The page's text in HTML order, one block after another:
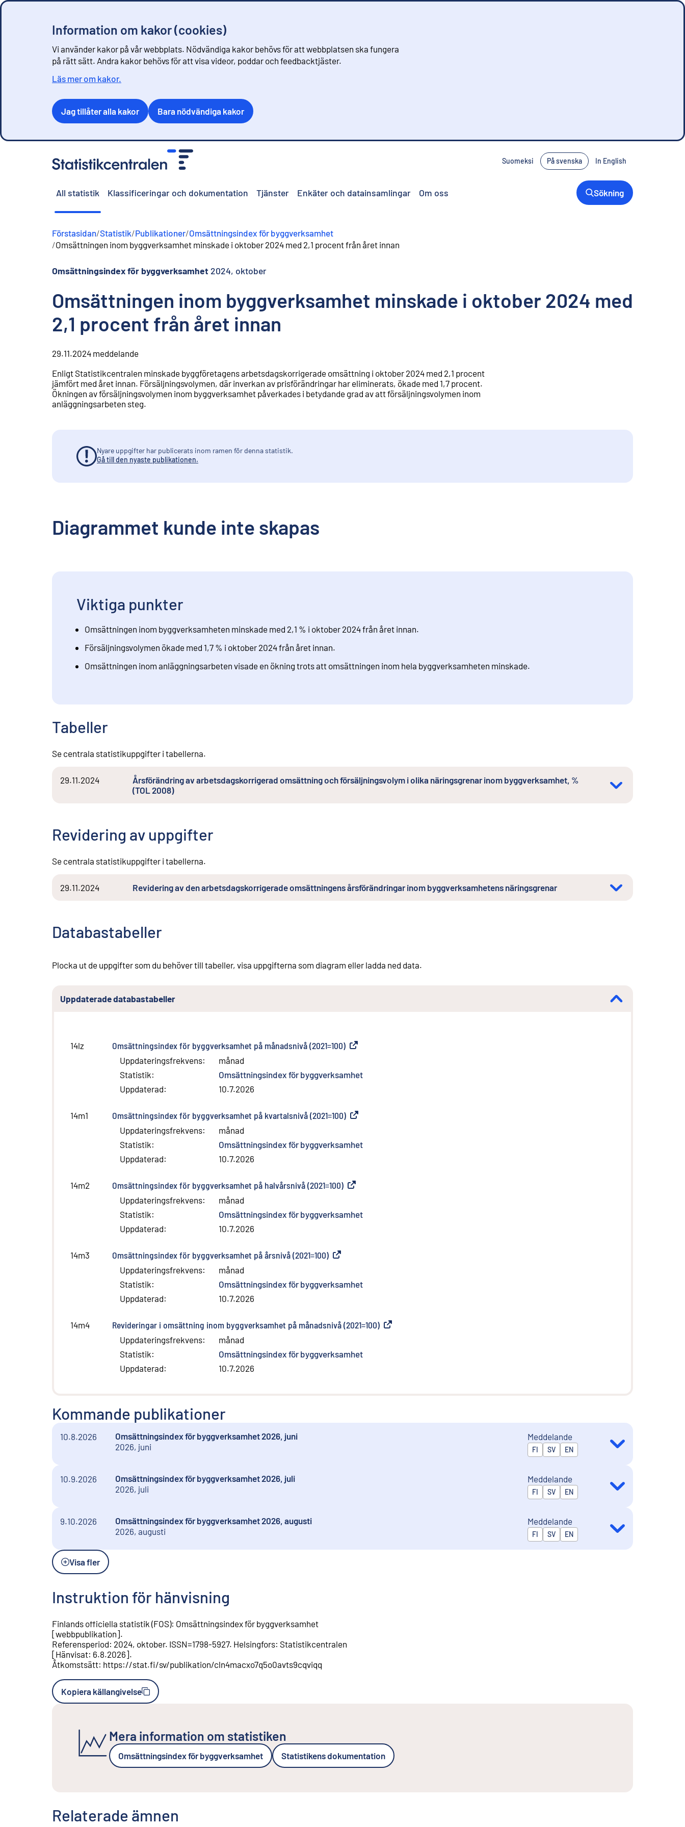
Information om kakor (cookies)
Vi använder kakor på vår webbplats. Nödvändiga kakor behövs för att webbplatsen ska fungera
på rätt sätt. Andra kakor behövs för att visa videor, poddar och feedbacktjäster.
Läs mer om kakor.
Jag tillåter alla kakor Bara nödvändiga kakor
Suomeksi På svenska In English
All statistik Klassificeringar och dokumentation Tjänster Enkäter och datainsamlingar Om oss Sökning
Förstasidan/Statistik/Publikationer/Omsättningsindex för byggverksamhet
/Omsättningen inom byggverksamhet minskade i oktober 2024 med 2,1 procent från året innan
Omsättningsindex för byggverksamhet 2024, oktober
Omsättningen inom byggverksamhet minskade i oktober 2024 med
2,1 procent från året innan
29.11.2024 meddelande
Enligt Statistikcentralen minskade byggföretagens arbetsdagskorrigerade omsättning i oktober 2024 med 2,1 procent
jämfört med året innan. Försäljningsvolymen, där inverkan av prisförändringar har eliminerats, ökade med 1,7 procent.
Ökningen av försäljningsvolymen inom byggverksamhet påverkades i betydande grad av att försäljningsvolymen inom
anläggningsarbeten steg.
Nyare uppgifter har publicerats inom ramen för denna statistik.
Gå till den nyaste publikationen.
Diagrammet kunde inte skapas
Viktiga punkter
Omsättningen inom byggverksamheten minskade med 2,1 % i oktober 2024 från året innan.
Försäljningsvolymen ökade med 1,7 % i oktober 2024 från året innan.
Omsättningen inom anläggningsarbeten visade en ökning trots att omsättningen inom hela byggverksamheten minskade.
Tabeller
Se centrala statistikuppgifter i tabellerna.
29.11.2024
Årsförändring av arbetsdagskorrigerad omsättning och försäljningsvolym i olika näringsgrenar inom byggverksamhet, %
(TOL 2008)
Revidering av uppgifter
Se centrala statistikuppgifter i tabellerna.
29.11.2024 Revidering av den arbetsdagskorrigerade omsättningens årsförändringar inom byggverksamhetens näringsgrenar
Databastabeller
Plocka ut de uppgifter som du behöver till tabeller, visa uppgifterna som diagram eller ladda ned data.
Uppdaterade databastabeller
14lz Omsättningsindex för byggverksamhet på månadsnivå (2021=100) Extern länk
Uppdateringsfrekvens:
månad
Statistik:
Omsättningsindex för byggverksamhet
Uppdaterad: 10.7.2026
14m1 Omsättningsindex för byggverksamhet på kvartalsnivå (2021=100) Extern länk
Uppdateringsfrekvens:
månad
Statistik:
Omsättningsindex för byggverksamhet
Uppdaterad: 10.7.2026
14m2 Omsättningsindex för byggverksamhet på halvårsnivå (2021=100) Extern länk
Uppdateringsfrekvens:
månad
Statistik:
Omsättningsindex för byggverksamhet
Uppdaterad: 10.7.2026
14m3 Omsättningsindex för byggverksamhet på årsnivå (2021=100) Extern länk
Uppdateringsfrekvens:
månad
Statistik:
Omsättningsindex för byggverksamhet
Uppdaterad: 10.7.2026
14m4 Revideringar i omsättning inom byggverksamhet på månadsnivå (2021=100) Extern länk
Uppdateringsfrekvens:
månad
Statistik:
Omsättningsindex för byggverksamhet
Uppdaterad: 10.7.2026
Kommande publikationer
10.8.2026
Omsättningsindex för byggverksamhet 2026, juni
2026, juni
Meddelande
Publiceras på
FI SV EN
10.9.2026
Omsättningsindex för byggverksamhet 2026, juli
2026, juli
Meddelande
Publiceras på
FI SV EN
9.10.2026
Omsättningsindex för byggverksamhet 2026, augusti
2026, augusti
Meddelande
Publiceras på
FI SV EN
Visa fler
Instruktion för hänvisning
Finlands officiella statistik (FOS): Omsättningsindex för byggverksamhet
[webbpublikation].
Referensperiod: 2024, oktober. ISSN=1798-5927. Helsingfors: Statistikcentralen
[Hänvisat: 6.8.2026].
Åtkomstsätt: https://stat.fi/sv/publikation/cln4macxo7q5o0avts9cqviqq
Kopiera källangivelse
Mera information om statistiken
Omsättningsindex för byggverksamhet Statistikens dokumentation
Relaterade ämnen